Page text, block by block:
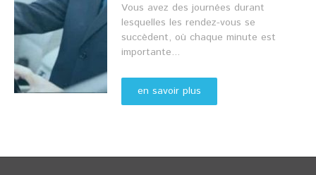
Vous avez des journées durant
lesquelles les rendez-vous se
succèdent, où chaque minute est
importante...
en savoir plus